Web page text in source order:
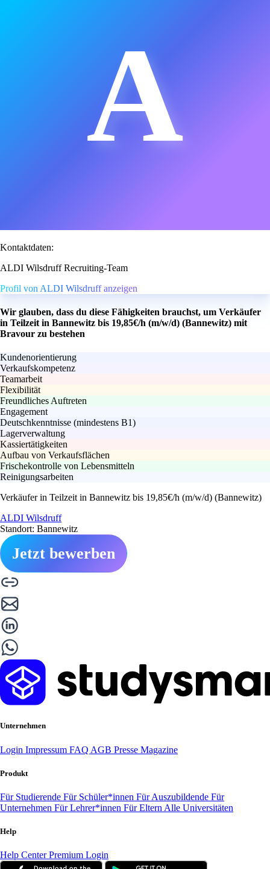
A
Kontaktdaten:
ALDI Wilsdruff Recruiting-Team
Profil von ALDI Wilsdruff anzeigen
Wir glauben, dass du diese Fähigkeiten brauchst, um Verkäufer
in Teilzeit in Bannewitz bis 19,85€/h (m/w/d) (Bannewitz) mit
Bravour zu bestehen
Kundenorientierung
Verkaufskompetenz
Teamarbeit
Flexibilität
Freundliches Auftreten
Engagement
Deutschkenntnisse (mindestens B1)
Lagerverwaltung
Kassiertätigkeiten
Aufbau von Verkaufsflächen
Frischekontrolle von Lebensmitteln
Reinigungsarbeiten
Verkäufer in Teilzeit in Bannewitz bis 19,85€/h (m/w/d) (Bannewitz)
ALDI Wilsdruff
Standort: Bannewitz
Jetzt bewerben
Unternehmen
Login Impressum FAQ AGB Presse Magazine
Produkt
Für Studierende Für Schüler*innen Für Auszubildende Für
Unternehmen Für Lehrer*innen Für Eltern Alle Universitäten
Help
Help CenterPremium Login